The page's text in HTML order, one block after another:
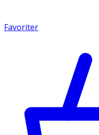
Favoriter